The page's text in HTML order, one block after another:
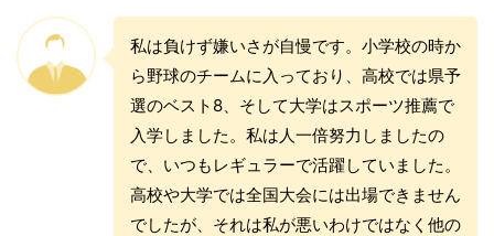
私は負けず嫌いさが自慢です。小学校の時か
ら野球のチームに入っており、高校では県予
選のベスト8、そして大学はスポーツ推薦で
入学しました。私は人一倍努力しましたの
で、いつもレギュラーで活躍していました。
高校や大学では全国大会には出場できません
でしたが、それは私が悪いわけではなく他の